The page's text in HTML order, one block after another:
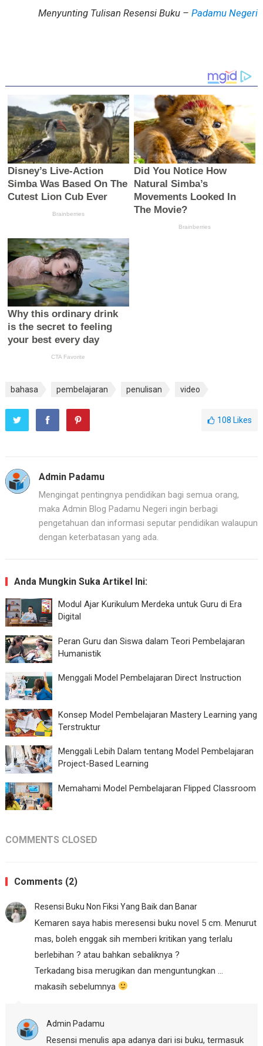
Menyunting Tulisan Resensi Buku –Padamu Negeri
bahasa pembelajaran penulisan video
108 Likes
Admin Padamu
Mengingat pentingnya pendidikan bagi semua orang,
maka Admin Blog Padamu Negeri ingin berbagi
pengetahuan dan informasi seputar pendidikan walaupun
dengan keterbatasan yang ada.
Anda Mungkin Suka Artikel Ini:
Modul Ajar Kurikulum Merdeka untuk Guru di Era
Digital
Peran Guru dan Siswa dalam Teori Pembelajaran
Humanistik
Menggali Model Pembelajaran Direct Instruction
Konsep Model Pembelajaran Mastery Learning yang
Terstruktur
Menggali Lebih Dalam tentang Model Pembelajaran
Project-Based Learning
Memahami Model Pembelajaran Flipped Classroom
COMMENTS CLOSED
Comments (2)
Resensi Buku Non Fiksi Yang Baik dan Banar
Kemaren saya habis meresensi buku novel 5 cm. Menurut
mas, boleh enggak sih memberi kritikan yang terlalu
berlebihan ? atau bahkan sebaliknya ?
Terkadang bisa merugikan dan menguntungkan …
makasih sebelumnya
Admin Padamu
Resensi menulis apa adanya dari isi buku, termasuk